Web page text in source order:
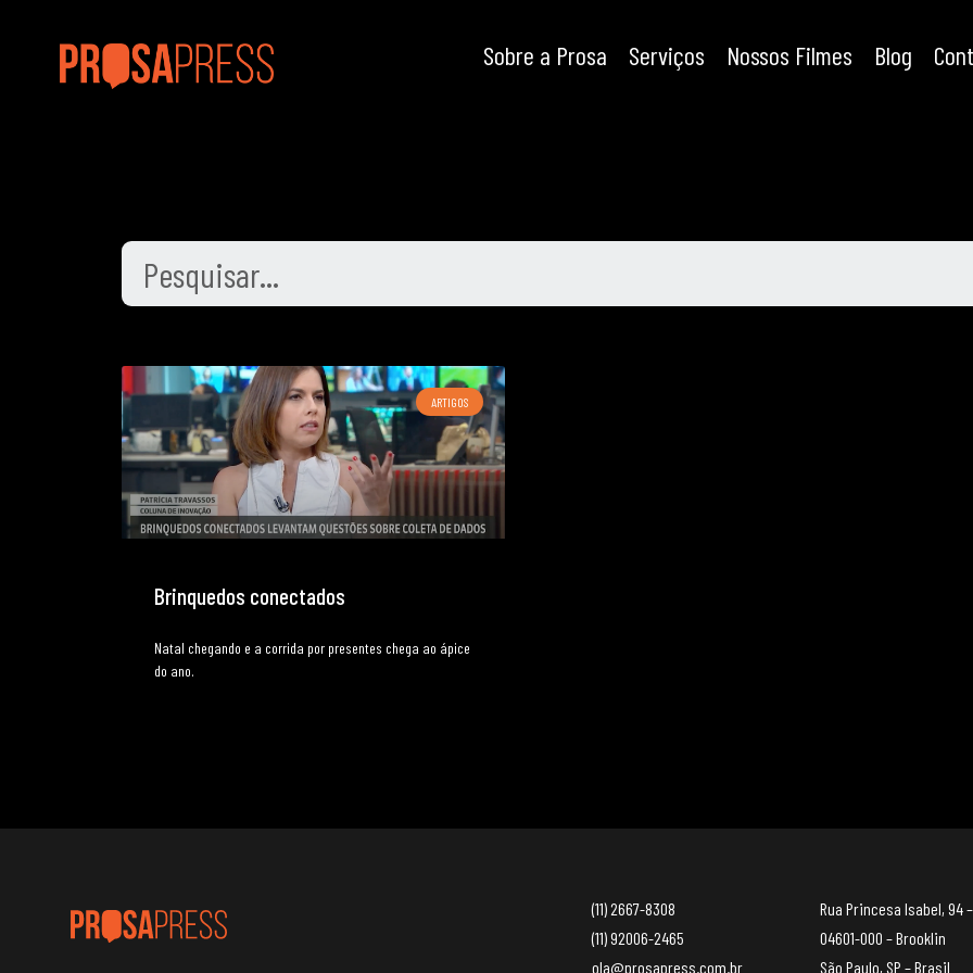
Sobre a Prosa Serviços Nossos Filmes Blog
ARTIGOS
Brinquedos conectados
Natal chegando e a corrida por presentes chega ao ápice
do ano.
(11) 2667-8308
(11) 92006-2465
ola@prosapress.com.br
Rua Princesa Isabel, 94 –
04601-000 – Brooklin
São Paulo, SP – Brasil